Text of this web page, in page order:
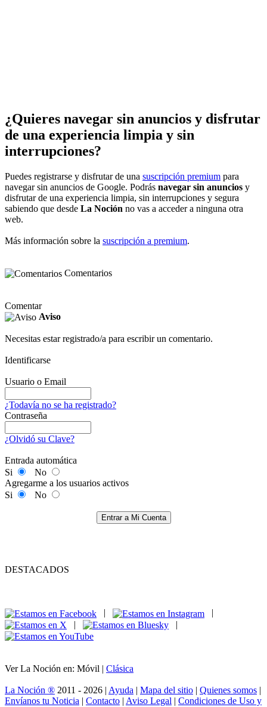
¿Quieres navegar sin anuncios y disfrutar
de una experiencia limpia y sin
interrupciones?
Puedes registrarse y disfrutar de una suscripción premium para
navegar sin anuncios de Google. Podrás navegar sin anuncios y
disfrutar de una experiencia limpia, sin interrupciones y segura
sabiendo que desde La Noción no vas a acceder a ninguna otra
web.
Más información sobre la suscripción a premium.
Comentarios
Comentar
Aviso
Necesitas estar registrado/a para escribir un comentario.
Identificarse
Usuario o Email
¿Todavía no se ha registrado?
Contraseña
¿Olvidó su Clave?
Entrada automática
Si
No
Agregarme a los usuarios activos
Si
No
Entrar a Mi Cuenta
DESTACADOS
|
|
|
|
Ver La Noción en: Móvil | Clásica
La Noción ® 2011 - 2026 | Ayuda | Mapa del sitio | Quienes somos |
Envíanos tu Noticia | Contacto | Aviso Legal | Condiciones de Uso y